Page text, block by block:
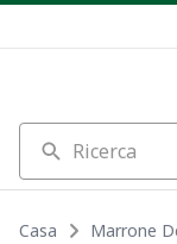
Ricerca
Casa Marrone